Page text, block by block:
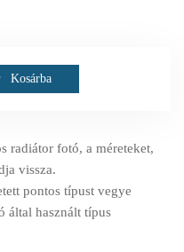
Kosárba
radiátor fotó, a méreteket,
vissza.
pontos típust vegye
által használt típus